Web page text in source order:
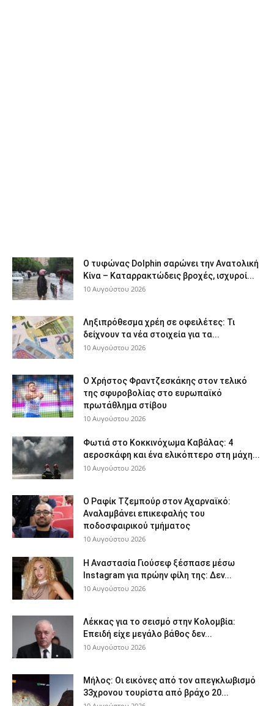
Ο τυφώνας Dolphin σαρώνει την Ανατολική
Κίνα – Καταρρακτώδεις βροχές, ισχυροί...
10 Αυγούστου 2026
Ληξιπρόθεσμα χρέη σε οφειλέτες: Τι
δείχνουν τα νέα στοιχεία για τα...
10 Αυγούστου 2026
Ο Χρήστος Φραντζεσκάκης στον τελικό
της σφυροβολίας στο ευρωπαϊκό
πρωτάθλημα στίβου
10 Αυγούστου 2026
Φωτιά στο Κοκκινόχωμα Καβάλας: 4
αεροσκάφη και ένα ελικόπτερο στη μάχη...
10 Αυγούστου 2026
Ο Ραφίκ Τζεμπούρ στον Αχαρναϊκό:
Αναλαμβάνει επικεφαλής του
ποδοσφαιρικού τμήματος
10 Αυγούστου 2026
Η Αναστασία Γιούσεφ ξέσπασε μέσω
Instagram για πρώην φίλη της: Δεν...
10 Αυγούστου 2026
Λέκκας για το σεισμό στην Κολομβία:
Επειδή είχε μεγάλο βάθος δεν...
10 Αυγούστου 2026
Μήλος: Οι εικόνες από τον απεγκλωβισμό
33χρονου τουρίστα από βράχο 20...